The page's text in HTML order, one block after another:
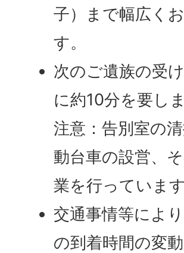
子）まで幅広く
す。
次のご遺族の受
に約10分を要しま
注意：告別室の
動台車の設営、
業を行っています
交通事情等によ
の到着時間の変